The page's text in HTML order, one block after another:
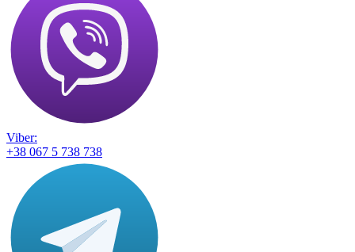
Viber:
+38 067 5 738 738